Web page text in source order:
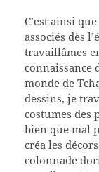
C’est ainsi
associés dès
travaillâmes
connaissance
monde de
dessins, je
costumes des
bien que mal
créa les
colonnade